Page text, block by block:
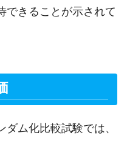
できることが示されて
ム化比較試験では、